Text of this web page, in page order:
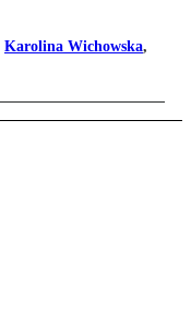
Karolina Wichowska,